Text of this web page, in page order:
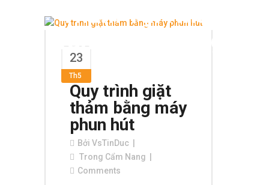
Thảm Tại Nha
Trang Uy Tín Tag
23
Th5
Quy trình giặt
thảm bằng máy
phun hút
Bởi VsTinDuc
Trong Cẩm Nang
Comments